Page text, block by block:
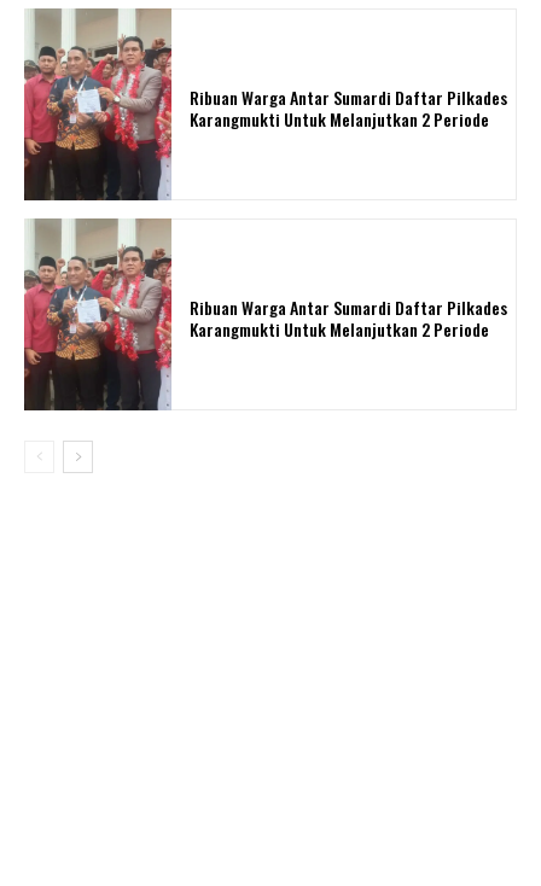
Ribuan Warga Antar Sumardi Daftar Pilkades
Karangmukti Untuk Melanjutkan 2 Periode
Ribuan Warga Antar Sumardi Daftar Pilkades
Karangmukti Untuk Melanjutkan 2 Periode